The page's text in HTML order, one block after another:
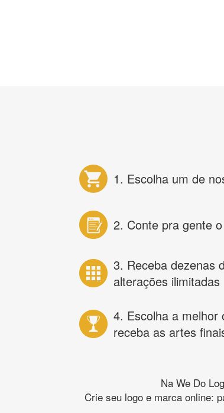
1. Escolha um de
2. Conte pra gente
3. Receba dezenas
alterações ilimitadas
4. Escolha a melhor
receba as artes
Na We Do
Crie seu logo e marca online: